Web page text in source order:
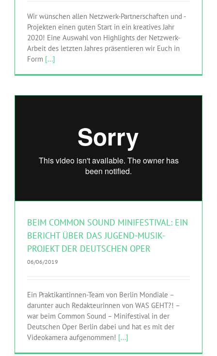
Wir wünschen allen Netzwerk-Partnerschaften und -
Projekten einen guten Start in ein kreatives Jahr
2020! Eine Auswahl von Highlights der Netzwerk-
Arbeit des letzten Jahres präsentieren wir Euch in
Form [...]
BEIM COMMON SOUND MINIFESTIVAL: EIN
BERICHT ÜBER DAS JUGEND-MUSIK-
PROJEKT DER DEUTSCHEN OPER
06/06/2019
Ein Praktikantinnen-Team von Berlin Mondiale –
darunter auch Redakteurinnen von WAS GEHT?! –
war beim Common Sound – Minifestival in der
Deutschen Oper Berlin dabei und hat es mit der
Videokamera aufgenommen! [...]